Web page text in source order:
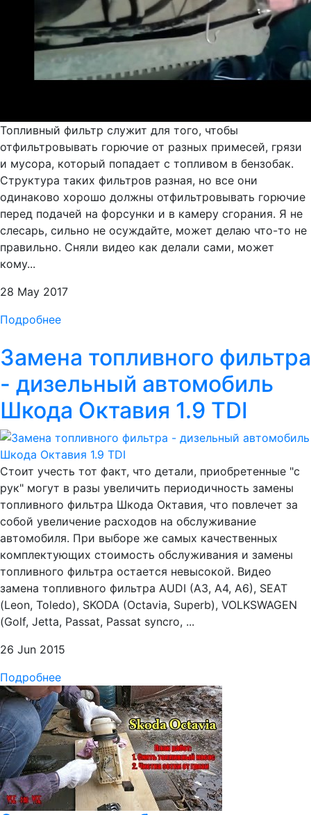
Топливный фильтр служит для того, чтобы
отфильтровывать горючие от разных примесей, грязи
и мусора, который попадает с топливом в бензобак.
Структура таких фильтров разная, но все они
одинаково хорошо должны отфильтровывать горючие
перед подачей на форсунки и в камеру сгорания. Я не
слесарь, сильно не осуждайте, может делаю что-то не
правильно. Сняли видео как делали сами, может
кому...
28 May 2017
Подробнее
Замена топливного фильтра
- дизельный автомобиль
Шкода Октавия 1.9 TDI
Стоит учесть тот факт, что детали, приобретенные "с
рук" могут в разы увеличить периодичность замены
топливного фильтра Шкода Октавия, что повлечет за
собой увеличение расходов на обслуживание
автомобиля. При выборе же самых качественных
комплектующих стоимость обслуживания и замены
топливного фильтра остается невысокой. Видео
замена топливного фильтра AUDI (A3, A4, A6), SEAT
(Leon, Toledo), SKODA (Octavia, Superb), VOLKSWAGEN
(Golf, Jetta, Passat, Passat syncro, ...
26 Jun 2015
Подробнее